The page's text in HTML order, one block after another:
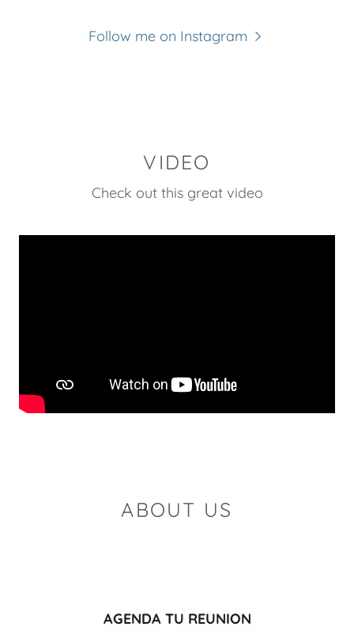
Follow me on Instagram
VIDEO
Check out this great video
ABOUT US
AGENDA TU REUNION